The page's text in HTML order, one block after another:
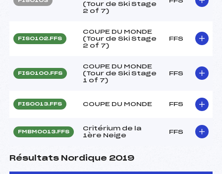
(Tour de Ski Stage
2 of 7)
FIS0102.FFS
COUPE DU MONDE
(Tour de Ski Stage
2 of 7)
FFS
FIS0100.FFS
COUPE DU MONDE
(Tour de Ski Stage
1 of 7)
FFS
FIS0013.FFS COUPE DU MONDE FFS
FMBM0013.FFS
Critérium de la
1ère Neige
FFS
Résultats Nordique 2019